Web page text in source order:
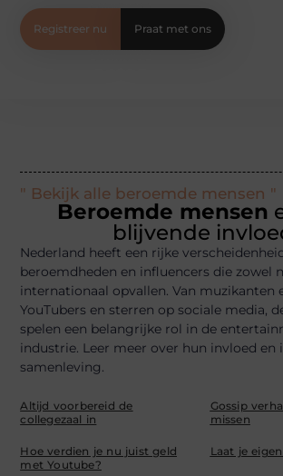
Registreer nu Praat met ons
" Bekijk alle beroemde mensen "
Beroemde mensen
blijvende
Nederland heeft een rijke
beroemdheden en influencers die zowel
internationaal opvallen. Van muzikanten
YouTubers en sterren op sociale media,
spelen een belangrijke rol in de
industrie. Leer meer over hun invloed en
samenleving.
Altijd voorbereid de
collegezaal in
Gossip
missen
Hoe verdien je nu juist geld
met Youtube?
Laat je